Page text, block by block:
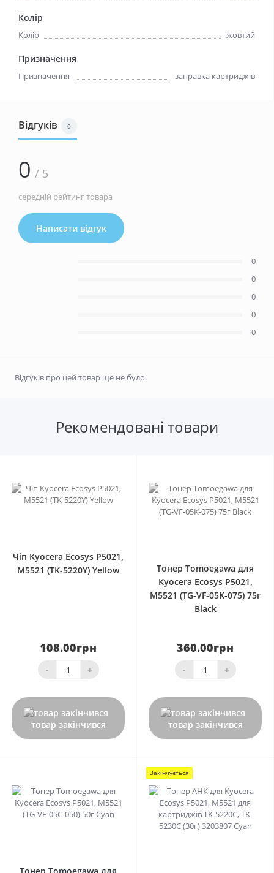
Колір
Колір жовтий
Призначення
Призначення заправка картриджів
Відгуків 0
0 / 5
середній рейтинг товара
Написати відгук
0
0
0
0
0
Відгуків про цей товар ще не було.
Рекомендовані товари
Чіп Kyocera Ecosys P5021,
M5521 (TK-5220Y) Yellow
108.00грн
- +
товар закінчився
Тонер Tomoegawa для
Kyocera Ecosys P5021,
M5521 (TG-VF-05K-075) 75г
Black
360.00грн
- +
товар закінчився
Закінчується